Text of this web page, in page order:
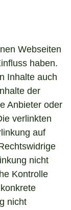
Webseiten
haben.
Inhalte auch
der
Anbieter oder
verlinkten
auf
nicht
Kontrolle
nicht